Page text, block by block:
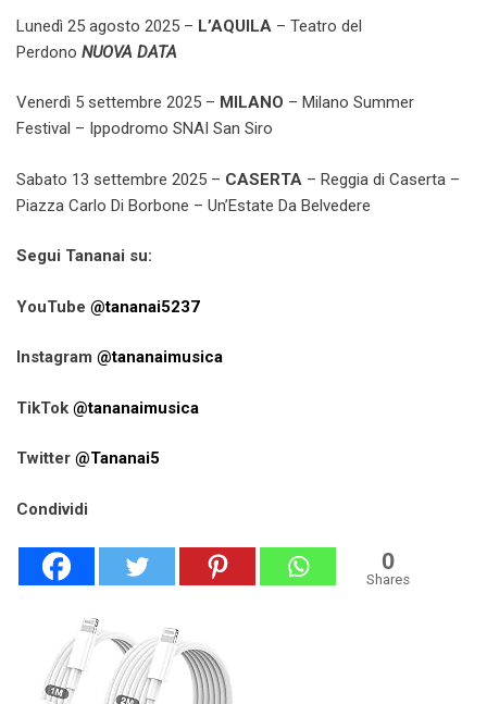
Lunedì 25 agosto 2025 – L’AQUILA – Teatro del
Perdono NUOVA DATA
Venerdì 5 settembre 2025 – MILANO – Milano Summer
Festival – Ippodromo SNAI San Siro
Sabato 13 settembre 2025 – CASERTA – Reggia di Caserta –
Piazza Carlo Di Borbone – Un’Estate Da Belvedere
Segui Tananai su:
YouTube @tananai5237
Instagram @tananaimusica
TikTok @tananaimusica
Twitter @Tananai5
Condividi
0
Shares